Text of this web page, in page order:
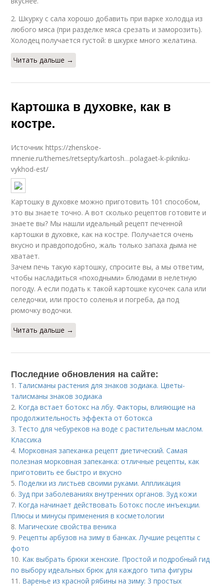
2. Шкурку с сала хорошо добавить при варке холодца из
любого мяса (при разделке мяса срезать и заморозить).
Холодец получается густой: в шкурке много желатина.
Читать дальше →
Картошка в духовке, как в
костре.
Источник https://zhenskoe-
mnenie.ru/themes/retsepty/kartosh…polagaet-k-pikniku-
vykhod-est/
Картошку в духовке можно приготовить 101 способом,
это вы знаете точно. А вот сколько рецептов готовите и
знаете вы? Мы нашли идеальный рецепт печенной
картошки в духовке, как на костре. Получается очень
вкусно и правдоподобно, жаль только запаха дыма не
хватает.
Зачем печь такую картошку, спросите вы, а мы ответим,
чтобы насладиться «походными» блюдами в нелетную
погоду. А если подать к такой картошке кусочек сала или
селедочки, или просто соленья и погреба, да под
рюмочку водочки.
Читать дальше →
Последние обновления на сайте:
1. Талисманы растения для знаков зодиака. Цветы-
талисманы знаков зодиака
2. Когда встает ботокс на лбу. Факторы, влияющие на
продолжительность эффекта от ботокса
3. Тесто для чебуреков на воде с растительным маслом.
Классика
4. Морковная запеканка рецепт диетический. Самая
полезная морковная запеканка: отличные рецепты, как
приготовить ее быстро и вкусно
5. Поделки из листьев своими руками. Аппликация
6.Зуд при заболеваниях внутренних органов. Зуд кожи
7. Когда начинает действовать Ботокс после инъекции.
Плюсы и минусы применения в косметологии
8. Магические свойства веника
9. Рецепты арбузов на зиму в банках. Лучшие рецепты с
фото
10. Как выбрать брюки женские. Простой и подробный гид
по выбору идеальных брюк для каждого типа фигуры
11. Варенье из красной рябины на зиму: 3 простых